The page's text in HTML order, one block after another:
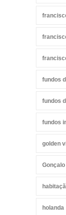
fundos
fundos
fundos
golden
holanda